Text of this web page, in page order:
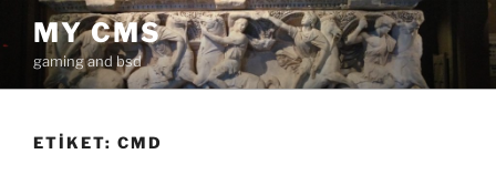
İçeriğe
MY CMS
gaming and bsd
ETIKET: CMD